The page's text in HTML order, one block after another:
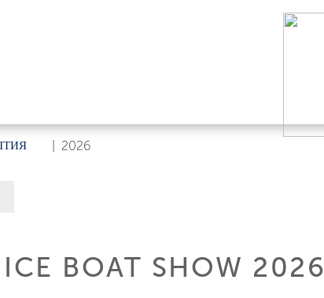
2026
BOAT SHOW 2026